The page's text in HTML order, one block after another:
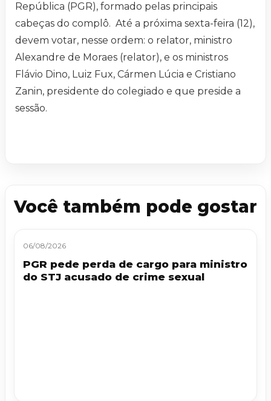
República (PGR), formado pelas principais
cabeças do complô. Até a próxima sexta-feira (12),
devem votar, nesse ordem: o relator, ministro
Alexandre de Moraes (relator), e os ministros
Flávio Dino, Luiz Fux, Cármen Lúcia e Cristiano
Zanin, presidente do colegiado e que preside a
sessão.
Você também pode gostar
06/08/2026
PGR pede perda de cargo para ministro
do STJ acusado de crime sexual